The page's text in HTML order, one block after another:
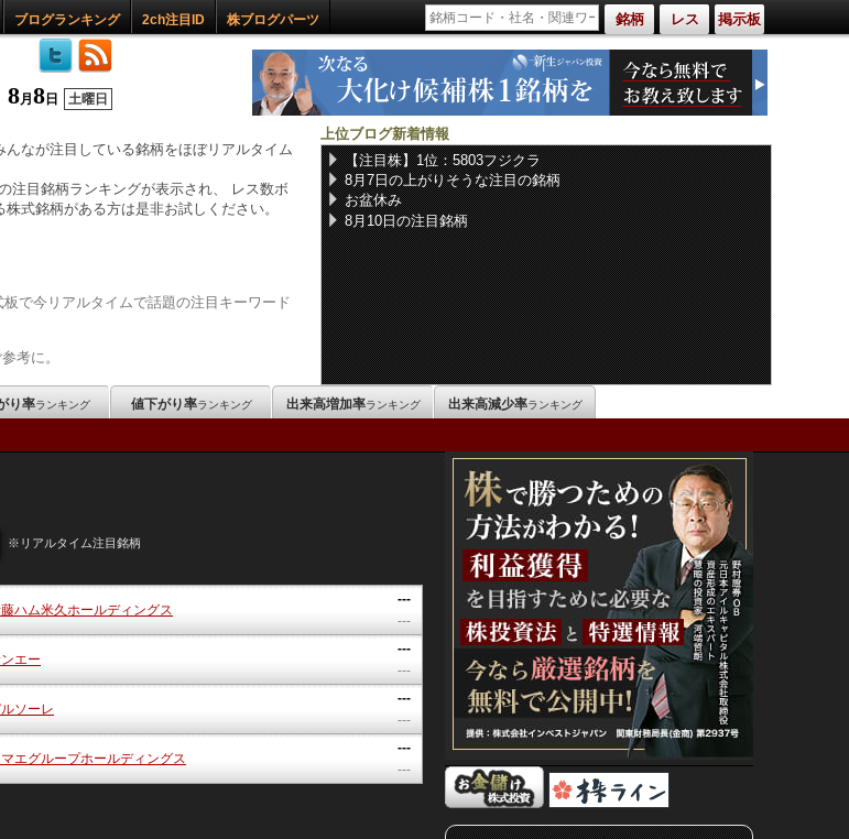
ブログランキング 2ch注目ID 株ブログパーツ 銘柄 レス 掲示板
8月 8 日 土曜日
なが注目している銘柄をほぼリアルタイム
注目銘柄ランキングが表示され、 レス数ボ
式銘柄がある方は是非お試しください。
で今リアルタイムで話題の注目キーワード
考に。
上位ブログ新着情報
【注目株】1位：5803フジクラ
8月7日の上がりそうな注目の銘柄
お盆休み
8月10日の注目銘柄
り率ランキング 値下がり率ランキング 出来高増加率ランキング 出来高減少率ランキング
※リアルタイム注目銘柄
ハム米久ホールディングス
---
---
エー
---
---
ソーレ
---
---
エグループホールディングス
---
---